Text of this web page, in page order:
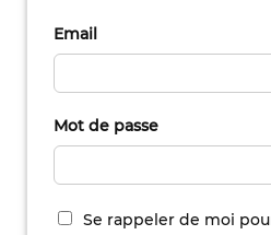
Email
Mot de passe
Se rappeler de moi